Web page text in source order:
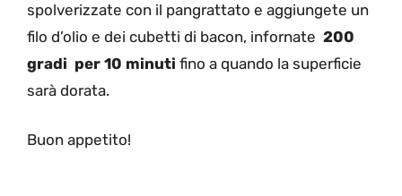
spolverizzate con il pangrattato e aggiungete un
filo d’olio e dei cubetti di bacon, infornate 200
gradi per 10 minuti fino a quando la superficie
sarà dorata.
Buon appetito!